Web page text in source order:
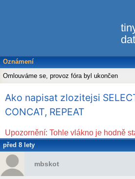
Oznámení
Omlouváme se, provoz fóra byl ukončen
Ako napisat zlozitejsi
CONCAT, REPEAT
Upozornění: Tohle vlákno je hodně
před 8 lety
mbskot